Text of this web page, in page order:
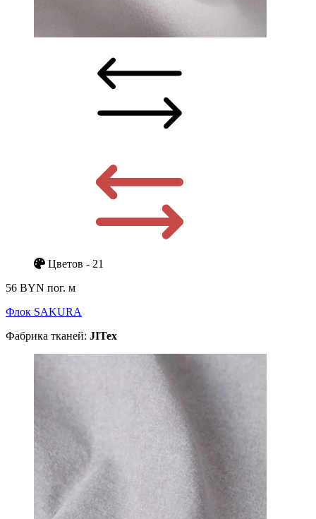
Цветов - 21
56 BYN пог. м
Флок SAKURA
Фабрика тканей: JITex